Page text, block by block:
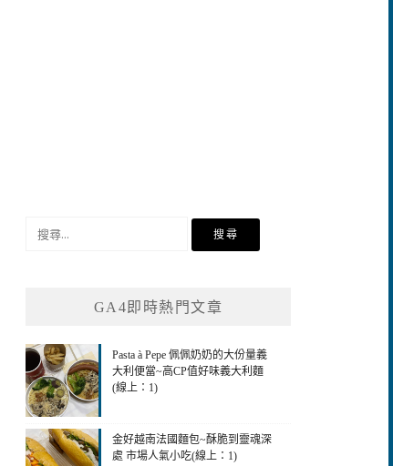
GA4即時熱門文章
Pasta à Pepe 佩佩奶奶的大份量義
大利便當~高CP值好味義大利麵
(線上：1)
金好越南法國麵包~酥脆到靈魂深
處 市場人氣小吃(線上：1)